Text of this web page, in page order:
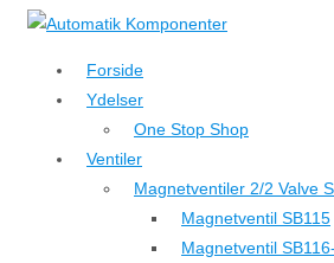
↓
hovedindhold
Forside
Ydelser
One Stop Shop
Ventiler
Magnetventiler 2/2 Valve
Magnetventil SB115
Magnetventil